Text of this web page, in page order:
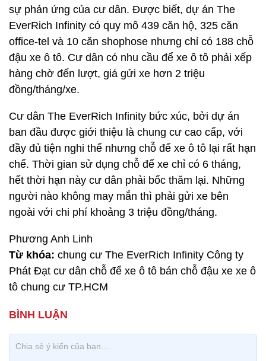
sự phản ứng của cư dân. Được biết, dự án The
EverRich Infinity có quy mô 439 căn hộ, 325 căn
office-tel và 10 căn shophose nhưng chỉ có 188 chỗ
đậu xe ô tô. Cư dân có nhu cầu để xe ô tô phải xếp
hàng chờ đến lượt, giá gửi xe hơn 2 triệu
đồng/tháng/xe.
Cư dân The EverRich Infinity bức xúc, bởi dự án
ban đầu được giới thiệu là chung cư cao cấp, với
đầy đủ tiện nghi thế nhưng chỗ để xe ô tô lại rất hạn
chế. Thời gian sử dụng chỗ để xe chỉ có 6 tháng,
hết thời hạn này cư dân phải bốc thăm lại. Những
người nào không may mắn thì phải gửi xe bên
ngoài với chi phí khoảng 3 triệu đồng/tháng.
Phương Anh Linh
Từ khóa: chung cư The EverRich Infinity Công ty
Phát Đạt cư dân chỗ để xe ô tô bán chỗ đậu xe xe ô
tô chung cư TP.HCM